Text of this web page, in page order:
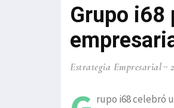
Grupo i68
Estrategia Empresarial
rupo i68 celebró